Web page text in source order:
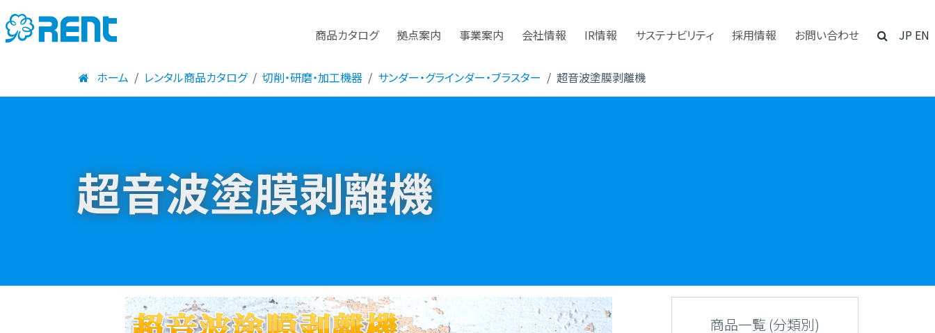
商品カタログ 拠点案内 事業案内 会社情報 IR情報 サステナビリティ 採用情報 お問い合わせ JP EN
ホーム レンタル商品カタログ 切削・研磨・加工機器 サンダー・グラインダー・ブラスター 超音波塗膜剥離機
超音波塗膜剥離機
商品一覧 (分類別)